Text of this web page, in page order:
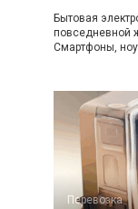
Бытовая
повседневной
Смартфоны,
Перевозка